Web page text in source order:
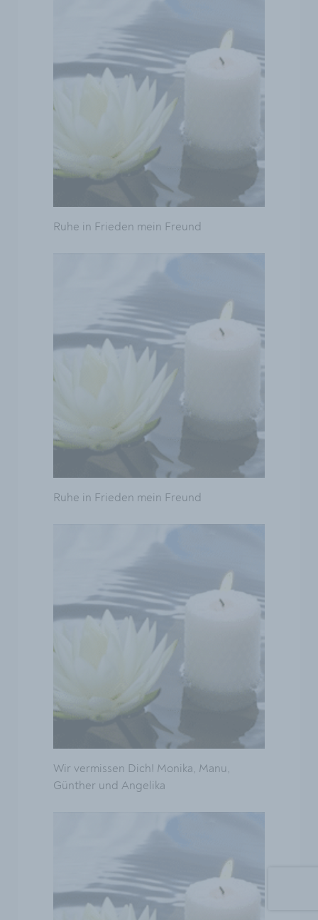
Ruhe in Frieden mein Freund
Ruhe in Frieden mein Freund
Wir vermissen Dich! Monika, Manu,
Günther und Angelika